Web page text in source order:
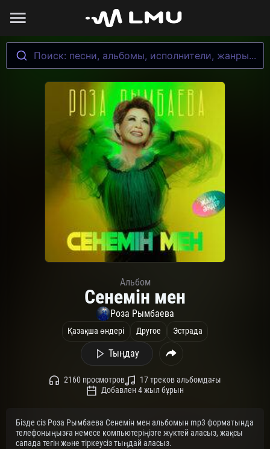
Поиск: песни, альбомы, исполнители, жанры...
Альбом
Сенемін мен
Роза Рымбаева
Қазақша әндері Другое Эстрада
Тыңдау
2160 просмотров
17 треков альбомдағы
Добавлен 4 жыл бұрын
Бізде сіз Роза Рымбаева Сенемін мен альбомын mp3 форматында
телефоныңызға немесе компьютеріңізге жүктей аласыз, жақсы
сапада тегін және тіркеусіз тыңдай аласыз.